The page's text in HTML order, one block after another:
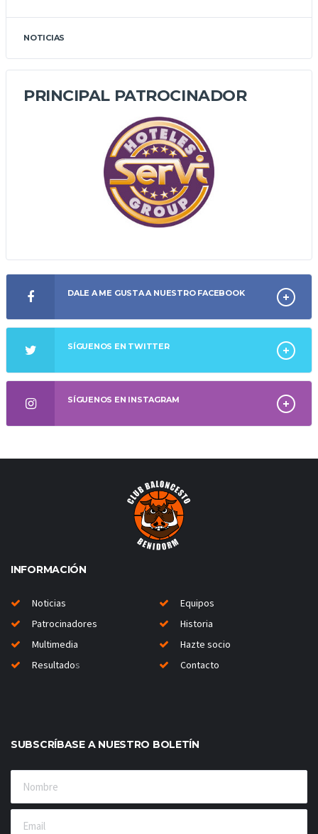
NOTICIAS
PRINCIPAL PATROCINADOR
DALE A ME GUSTA A NUESTRO FACEBOOK
SÍGUENOS EN TWITTER
SÍGUENOS EN INSTAGRAM
INFORMACIÓN
Noticias
Equipos
Patrocinadores
Historia
Multimedia
Hazte socio
Resultados Contacto
SUBSCRÍBASE A NUESTRO BOLETÍN